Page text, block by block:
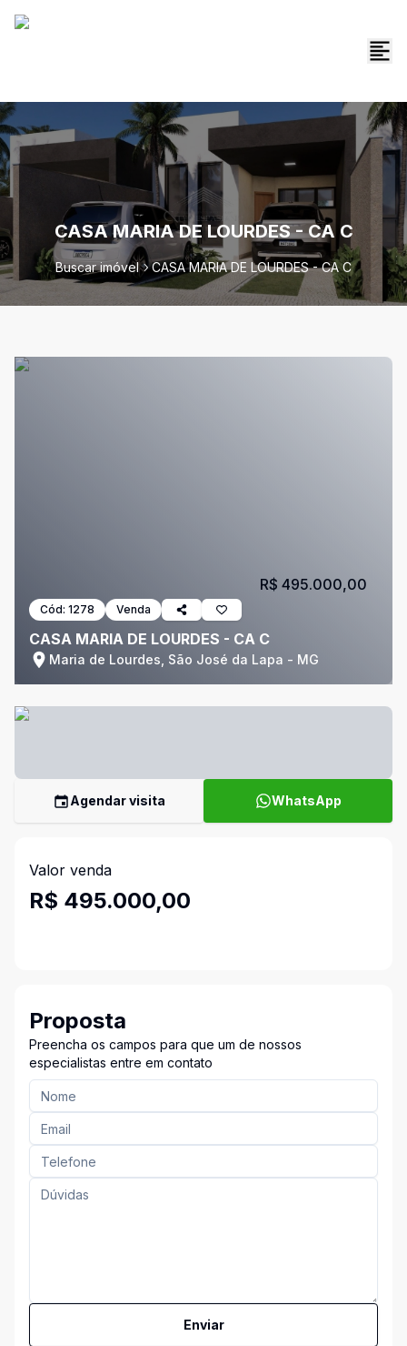
CASA MARIA DE LOURDES - CA C
Buscar imóvel CASA MARIA DE LOURDES - CA C
Cód: 1278 Venda
CASA MARIA DE LOURDES - CA C
Maria de Lourdes, São José da Lapa - MG
R$ 495.000,00
Agendar visita WhatsApp
Valor venda
R$ 495.000,00
Proposta
Preencha os campos para que um de nossos
especialistas entre em contato
Enviar